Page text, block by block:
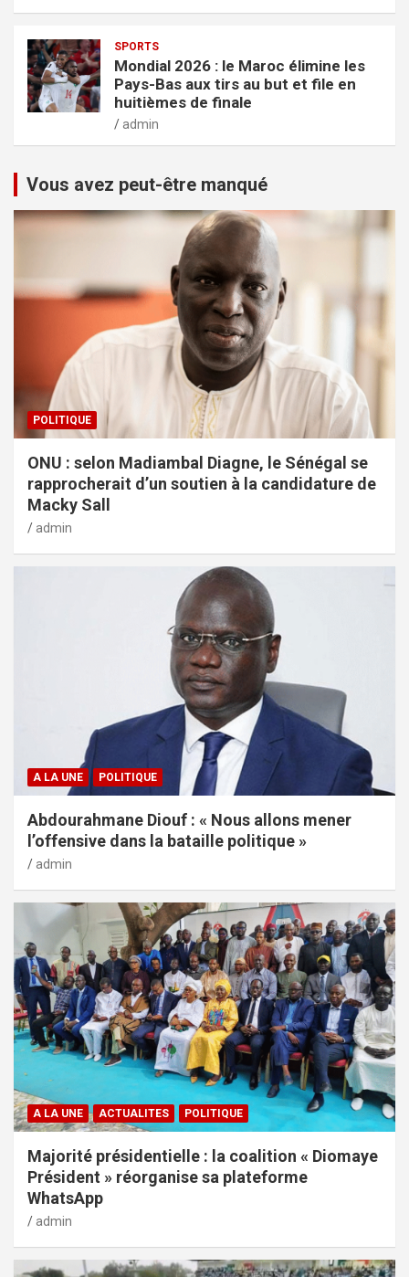
SPORTS
Mondial 2026 : le Maroc élimine les
Pays-Bas aux tirs au but et file en
huitièmes de finale
admin
Vous avez peut-être manqué
POLITIQUE
ONU : selon Madiambal Diagne, le Sénégal se
rapprocherait d’un soutien à la candidature de
Macky Sall
admin
A LA UNE POLITIQUE
Abdourahmane Diouf : « Nous allons mener
l’offensive dans la bataille politique »
admin
A LA UNE ACTUALITES POLITIQUE
Majorité présidentielle : la coalition « Diomaye
Président » réorganise sa plateforme
WhatsApp
admin